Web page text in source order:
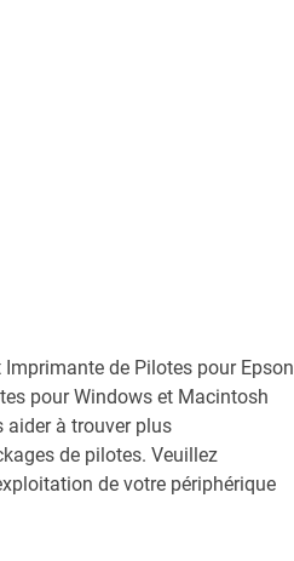
Imprimante de Pilotes pour Epson
pour Windows et Macintosh
aider à trouver plus
de pilotes. Veuillez
de votre périphérique